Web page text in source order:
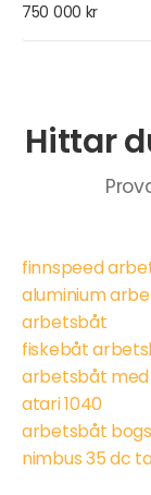
750 000 kr
Hittar
finnspeed
aluminium
arbetsbåt
fiskebåt
arbetsbåt
atari 1040
arbetsbåt
nimbus 35 dc